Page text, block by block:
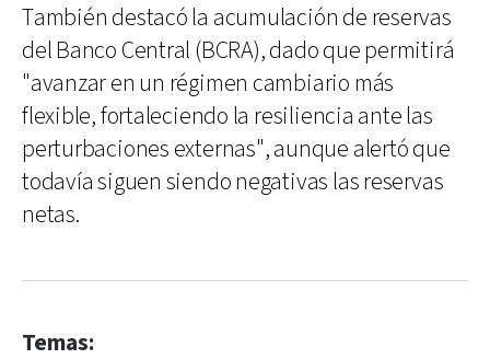
También destacó la acumulación de reservas
del Banco Central (BCRA), dado que permitirá
"avanzar en un régimen cambiario más
flexible, fortaleciendo la resiliencia ante las
perturbaciones externas", aunque alertó que
todavía siguen siendo negativas las reservas
netas.
Temas: